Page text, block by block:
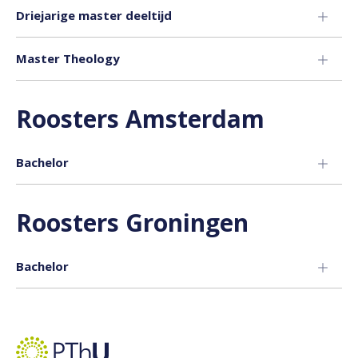
Driejarige master deeltijd
Master Theology
Roosters Amsterdam
Bachelor
Roosters Groningen
Bachelor